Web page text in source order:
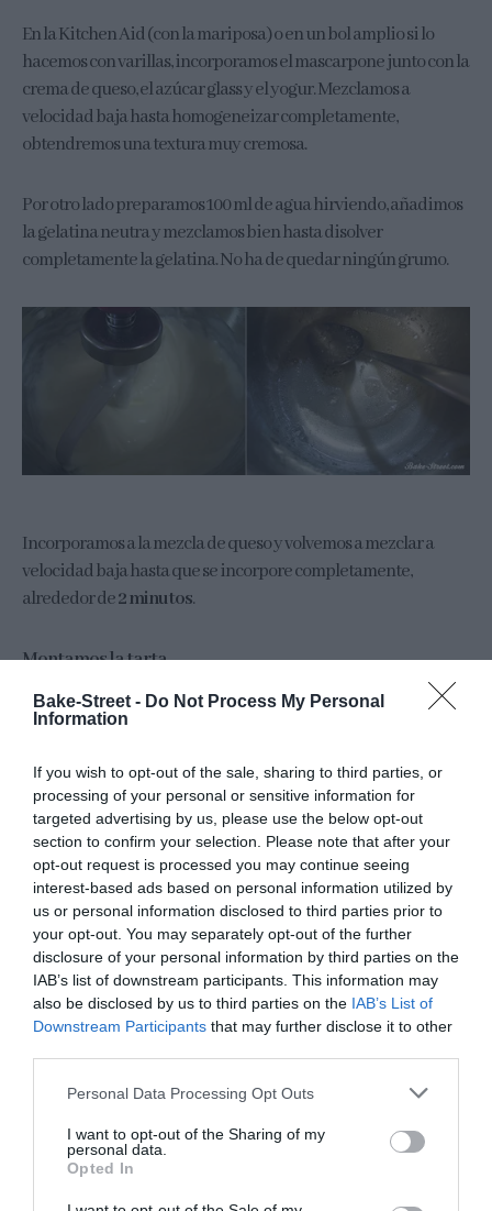
Bake-Street - Do Not Process My Personal
Information
If you wish to opt-out of the sale, sharing to third parties, or
processing of your personal or sensitive information for
targeted advertising by us, please use the below opt-out
section to confirm your selection. Please note that after your
opt-out request is processed you may continue seeing
interest-based ads based on personal information utilized by
us or personal information disclosed to third parties prior to
your opt-out. You may separately opt-out of the further
disclosure of your personal information by third parties on the
IAB’s list of downstream participants. This information may
also be disclosed by us to third parties on the IAB’s List of
Downstream Participants that may further disclose it to other
Please note that this website/app uses one or more Google
not limited to your visit or usage behaviour. You may click to
grant or deny consent to Google and its third-party tags to
use your data for below specified purposes in below Google
consent section.
Personal Data Processing Opt Outs
I want to opt-out of the Sharing of my
personal data.
Opted In
En la Kitchen Aid (con la mariposa) o en un bol amplio si lo
hacemos con varillas, incorporamos el mascarpone junto con la
crema de queso, el azúcar glass y el yogur. Mezclamos a
velocidad baja hasta homogeneizar completamente,
obtendremos una textura muy cremosa.
Por otro lado preparamos 100 ml de agua hirviendo, añadimos
la gelatina neutra y mezclamos bien hasta disolver
completamente la gelatina. No ha de quedar ningún grumo.
Incorporamos a la mezcla de queso y volvemos a mezclar a
velocidad baja hasta que se incorpore completamente,
alrededor de2 minutos.
Montamos la tarta.
Utilizaremos1/3 para la base y 2/3 para el resto
Con ayuda de una lengua disponemos crema de queso por la
base del bizcocho, intentaremos dejarlo lo más liso posible.
Procedemos a desmoldar la gelatina. Abrimos el molde,
sacamos y con mucho cuidado vamos retirando el film de la
gelatina. Colocamos en el centro de la tarta y cubrimos los
laterales y la superficie con el resto de la crema de queso.
Alisamos la superficie en medida de lo posible.